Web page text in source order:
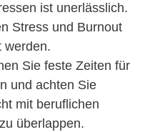
ist unerlässlich.
Stress und Burnout
werden.
Sie feste Zeiten für
und achten Sie
mit beruflichen
überlappen.